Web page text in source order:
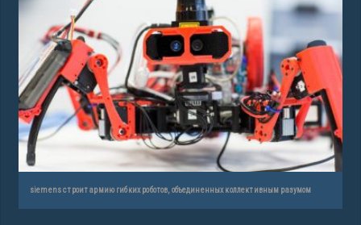
siemens строит армию гибких роботов, объединенных коллективным разумом